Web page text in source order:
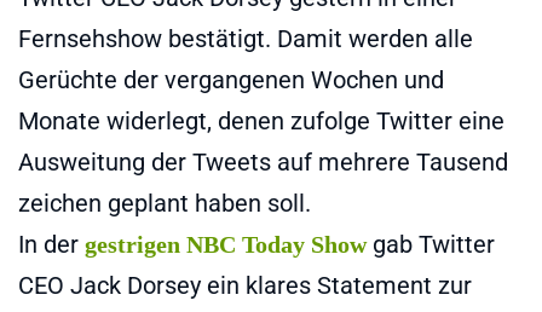
Fernsehshow bestätigt. Damit werden alle
Gerüchte der vergangenen Wochen und
Monate widerlegt, denen zufolge Twitter eine
Ausweitung der Tweets auf mehrere Tausend
zeichen geplant haben soll.
In der gestrigen NBC Today Showgab Twitter
CEO Jack Dorsey ein klares Statement zur